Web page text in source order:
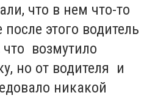
что в нем что-то
этого водитель
что возмутило
но от водителя и
никакой